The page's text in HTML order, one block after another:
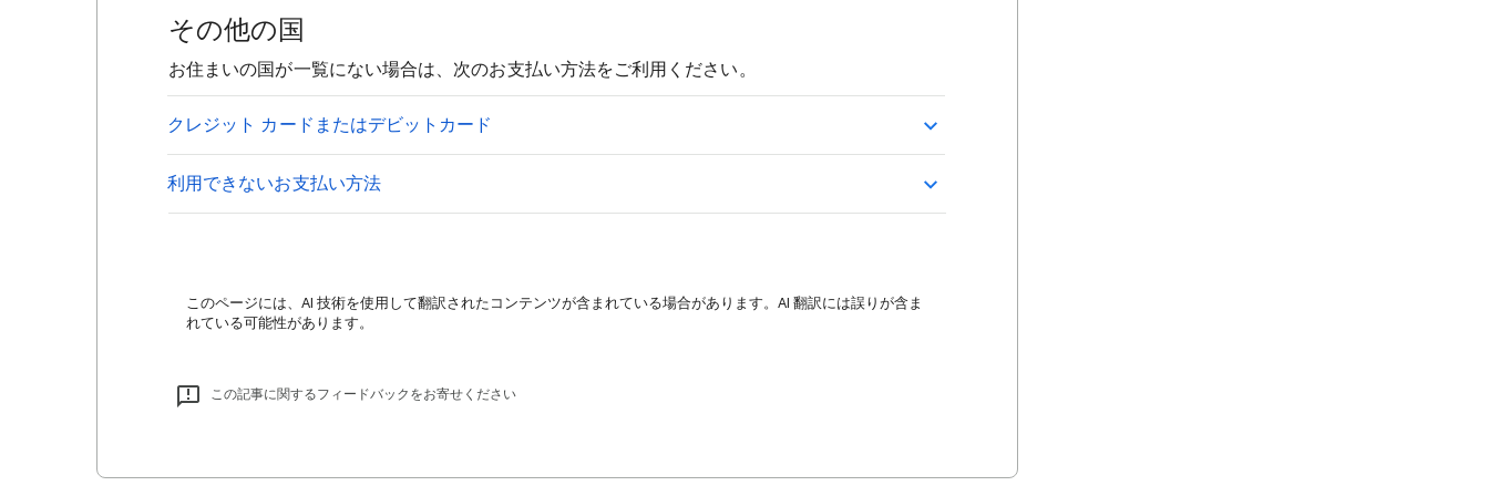
その他の国
お住まいの国が一覧にない場合は、次のお支払い方法をご利用ください。
クレジット カードまたはデビットカード
利用できないお支払い方法
このページには、AI 技術を使用して翻訳されたコンテンツが含まれている場合があります。AI 翻訳には誤りが含ま
れている可能性があります。
この記事に関するフィードバックをお寄せください